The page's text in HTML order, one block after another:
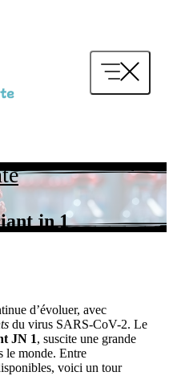
jn 1
d’évoluer, avec
du virus SARS-CoV-2. Le
JN 1, suscite une grande
le monde. Entre
voici un tour